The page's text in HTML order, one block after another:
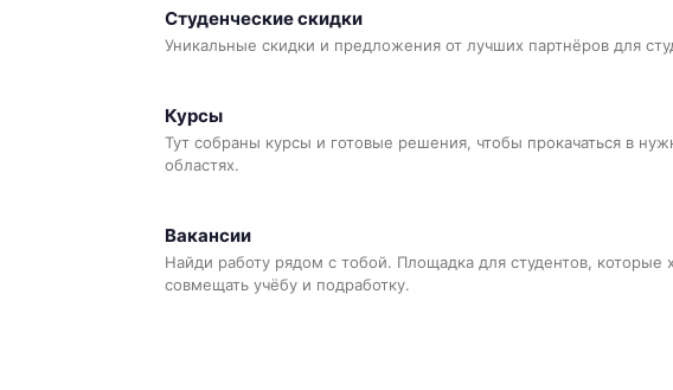
Студенческие скидки
Уникальные скидки и предложения от лучших партнёров для
Курсы
Тут собраны курсы и готовые решения, чтобы прокачаться в
областях.
Вакансии
Найди работу рядом с тобой. Площадка для студентов, которые
совмещать учёбу и подработку.